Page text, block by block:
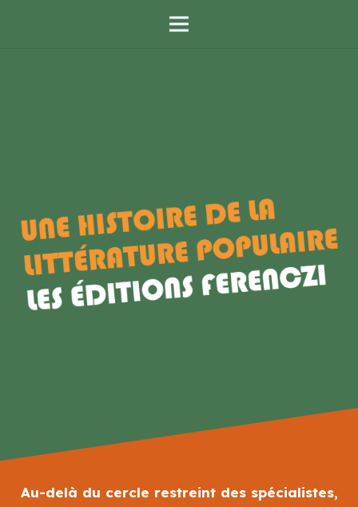
Au-delà du cercle restreint des spécialistes,